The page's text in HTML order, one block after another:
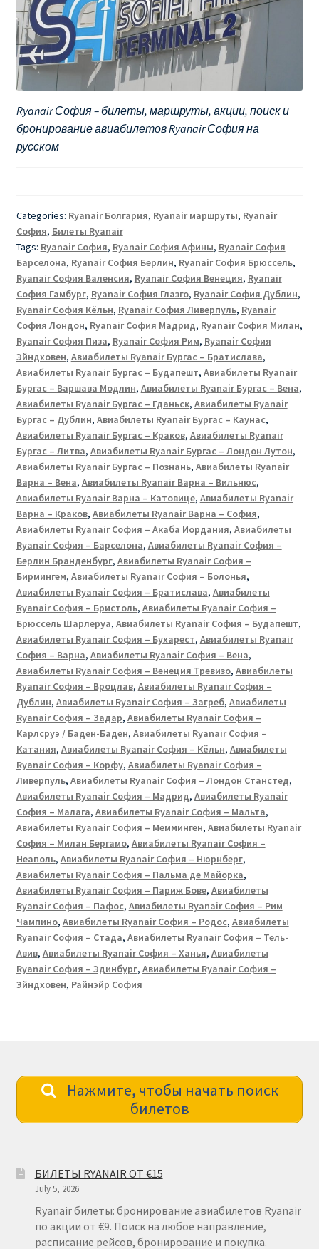
Ryanair София – билеты, маршруты, акции, поиск и
бронирование авиабилетов Ryanair София на
русском
Categories: Ryanair Болгария, Ryanair маршруты, Ryanair
София, Билеты Ryanair
Tags: Ryanair София, Ryanair София Афины, Ryanair София
Барселона, Ryanair София Берлин, Ryanair София Брюссель,
Ryanair София Валенсия, Ryanair София Венеция, Ryanair
София Гамбург, Ryanair София Глазго, Ryanair София Дублин,
Ryanair София Кёльн, Ryanair София Ливерпуль, Ryanair
София Лондон, Ryanair София Мадрид, Ryanair София Милан,
Ryanair София Пиза, Ryanair София Рим, Ryanair София
Эйндховен, Авиабилеты Ryanair Бургас – Братислава,
Авиабилеты Ryanair Бургас – Будапешт, Авиабилеты Ryanair
Бургас – Варшава Модлин, Авиабилеты Ryanair Бургас – Вена,
Авиабилеты Ryanair Бургас – Гданьск, Авиабилеты Ryanair
Бургас – Дублин, Авиабилеты Ryanair Бургас – Каунас,
Авиабилеты Ryanair Бургас – Краков, Авиабилеты Ryanair
Бургас – Литва, Авиабилеты Ryanair Бургас – Лондон Лутон,
Авиабилеты Ryanair Бургас – Познань, Авиабилеты Ryanair
Варна – Вена, Авиабилеты Ryanair Варна – Вильнюс,
Авиабилеты Ryanair Варна – Катовице, Авиабилеты Ryanair
Варна – Краков, Авиабилеты Ryanair Варна – София,
Авиабилеты Ryanair София – Акаба Иордания, Авиабилеты
Ryanair София – Барселона, Авиабилеты Ryanair София –
Берлин Бранденбург, Авиабилеты Ryanair София –
Бирмингем, Авиабилеты Ryanair София – Болонья,
Авиабилеты Ryanair София – Братислава, Авиабилеты
Ryanair София – Бристоль, Авиабилеты Ryanair София –
Брюссель Шарлеруа, Авиабилеты Ryanair София – Будапешт,
Авиабилеты Ryanair София – Бухарест, Авиабилеты Ryanair
София – Варна, Авиабилеты Ryanair София – Вена,
Авиабилеты Ryanair София – Венеция Тревизо, Авиабилеты
Ryanair София – Вроцлав, Авиабилеты Ryanair София –
Дублин, Авиабилеты Ryanair София – Загреб, Авиабилеты
Ryanair София – Задар, Авиабилеты Ryanair София –
Карлсруэ / Баден-Баден, Авиабилеты Ryanair София –
Катания, Авиабилеты Ryanair София – Кёльн, Авиабилеты
Ryanair София – Корфу, Авиабилеты Ryanair София –
Ливерпуль, Авиабилеты Ryanair София – Лондон Станстед,
Авиабилеты Ryanair София – Мадрид, Авиабилеты Ryanair
София – Малага, Авиабилеты Ryanair София – Мальта,
Авиабилеты Ryanair София – Мемминген, Авиабилеты Ryanair
София – Милан Бергамо, Авиабилеты Ryanair София –
Неаполь, Авиабилеты Ryanair София – Нюрнберг,
Авиабилеты Ryanair София – Пальма де Майорка,
Авиабилеты Ryanair София – Париж Бове, Авиабилеты
Ryanair София – Пафос, Авиабилеты Ryanair София – Рим
Чампино, Авиабилеты Ryanair София – Родос, Авиабилеты
Ryanair София – Стада, Авиабилеты Ryanair София – Тель-
Авив, Авиабилеты Ryanair София – Ханья, Авиабилеты
Ryanair София – Эдинбург, Авиабилеты Ryanair София –
Эйндховен, Райнэйр София
Нажмите, чтобы начать поиск
билетов
БИЛЕТЫ RYANAIR ОТ €15
July 5, 2026
Ryanair билеты: бронирование авиабилетов Ryanair
по акции от €9. Поиск на любое направление,
расписание рейсов, бронирование и покупка.